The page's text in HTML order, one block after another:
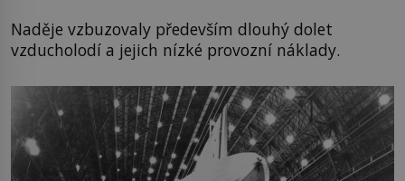
Naděje vzbuzovaly především dlouhý dolet
vzducholodí a jejich nízké provozní náklady.